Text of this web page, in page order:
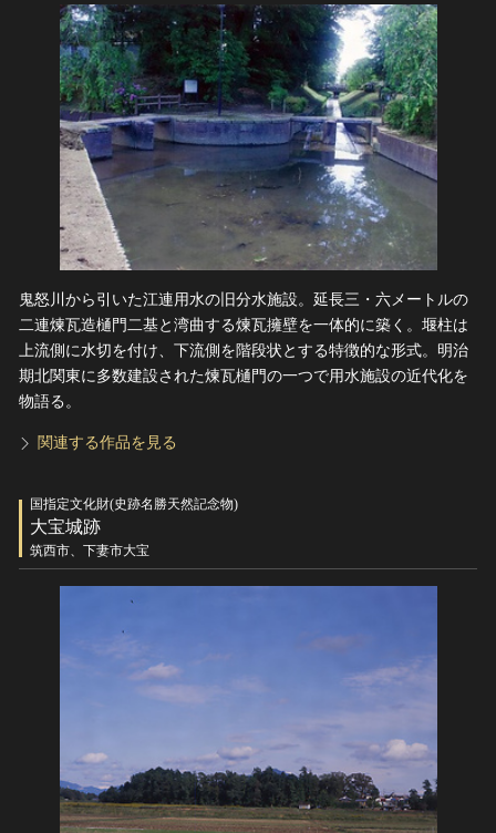
無形文化遺産
動画で見る無形の文化財
関連サイトリンク
サイトマップ
サイトのご意見はこちら
文化遺産データベース
国指定文化財等データベース
鬼怒川から引いた江連用水の旧分水施設。延長三・六メートルの
二連煉瓦造樋門二基と湾曲する煉瓦擁壁を一体的に築く。堰柱は
上流側に水切を付け、下流側を階段状とする特徴的な形式。明治
期北関東に多数建設された煉瓦樋門の一つで用水施設の近代化を
物語る。
関連する作品を見る
国指定文化財(史跡名勝天然記念物)
大宝城跡
筑西市、下妻市大宝